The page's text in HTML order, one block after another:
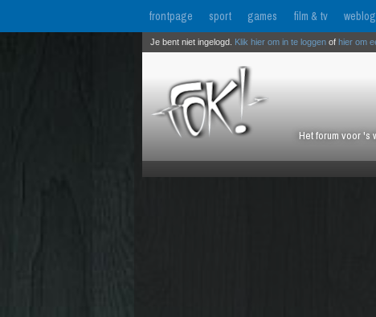
frontpage sport games film & tv weblog
Het forum voor
Je bent niet ingelogd. Klik hier om in te loggen of hier om